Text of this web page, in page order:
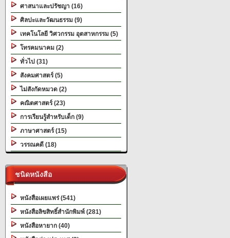
ศาสนาและปรัชญา (16)
ศิลปะและวัฒนธรรม (9)
เทคโนโลยี วิศวกรรม อุตสาหกรรม (5)
โทรคมนาคม (2)
ทั่วไป (31)
สังคมศาสตร์ (5)
ไม่สังกัดหมวด (2)
คณิตศาสตร์ (23)
การเรียนรู้สำหรับเด็ก (9)
ภาษาศาสตร์ (15)
วรรณคดี (18)
ชนิดหนังสือ
หนังสือเผยแพร่ (541)
หนังสือลิขสิทธิ์สำนักพิมพ์ (281)
หนังสือหายาก (40)